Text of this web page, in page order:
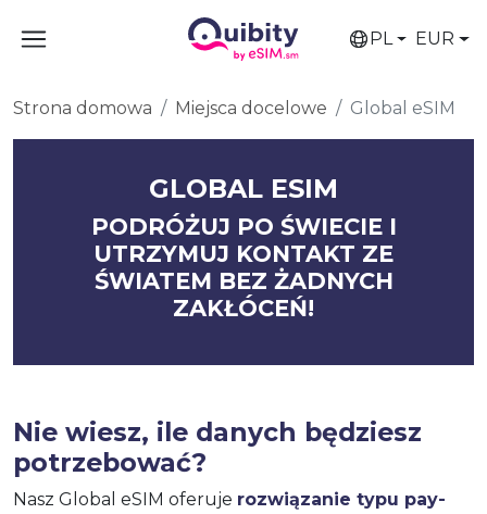
PL EUR
Strona domowa Miejsca docelowe Global eSIM
GLOBAL ESIM
PODRÓŻUJ PO ŚWIECIE I
UTRZYMUJ KONTAKT ZE
ŚWIATEM BEZ ŻADNYCH
ZAKŁÓCEŃ!
Nie wiesz, ile danych będziesz
potrzebować?
Nasz Global eSIM oferuje rozwiązanie typu pay-